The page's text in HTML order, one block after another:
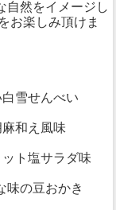
自然をイメージし
お楽しみ頂けま
雪せんべい
和え風味
ト塩サラダ味
味の豆おかき